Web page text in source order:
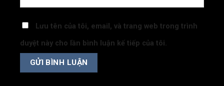
Lưu tên của tôi, email, và trang web trong trình
duyệt này cho lần bình luận kế tiếp của tôi.